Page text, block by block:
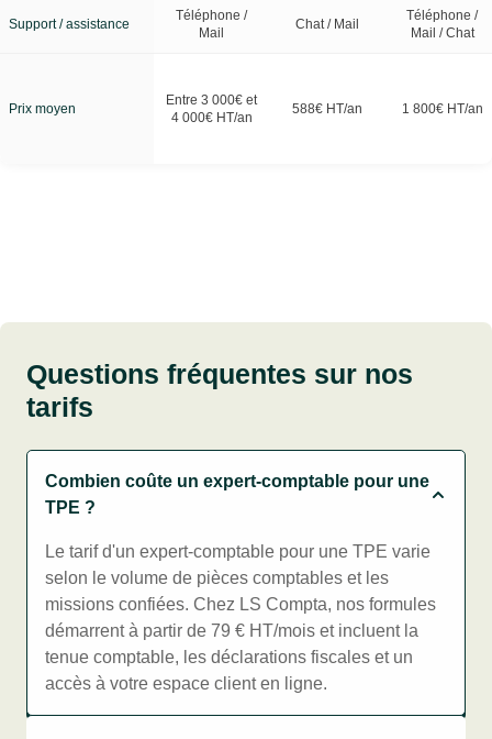
Support / assistance
Téléphone /
Mail
Chat / Mail
Téléphone /
Mail / Chat
Prix moyen
Entre 3 000€ et
4 000€ HT/an
588€ HT/an 1 800€ HT/an
Questions fréquentes sur nos
tarifs
Combien coûte un expert-comptable pour une
TPE ?
Le tarif d'un expert-comptable pour une TPE varie
selon le volume de pièces comptables et les
missions confiées. Chez LS Compta, nos formules
démarrent à partir de 79 € HT/mois et incluent la
tenue comptable, les déclarations fiscales et un
accès à votre espace client en ligne.